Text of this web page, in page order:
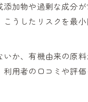
加物や過剰な成分
うしたリスクを最
か、有機由来の原料
用者の口コミや評